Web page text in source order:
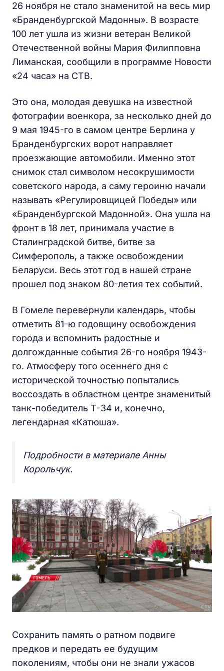
26 ноября не стало знаменитой на весь мир
«Бранденбургской Мадонны». В возрасте
100 лет ушла из жизни ветеран Великой
Отечественной войны Мария Филипповна
Лиманская, сообщили в программе Новости
«24 часа» на СТВ.
Это она, молодая девушка на известной
фотографии военкора, за несколько дней до
9 мая 1945-го в самом центре Берлина у
Бранденбургских ворот направляет
проезжающие автомобили. Именно этот
снимок стал символом несокрушимости
советского народа, а саму героиню начали
называть «Регулировщицей Победы» или
«Бранденбургской Мадонной». Она ушла на
фронт в 18 лет, принимала участие в
Сталинградской битве, битве за
Симферополь, а также освобождении
Беларуси. Весь этот год в нашей стране
прошел под знаком 80-летия тех событий.
В Гомеле перевернули календарь, чтобы
отметить 81-ю годовщину освобождения
города и вспомнить радостные и
долгожданные события 26-го ноября 1943-
го. Атмосферу того осеннего дня с
исторической точностью попытались
воссоздать в областном центре знаменитый
танк-победитель Т-34 и, конечно,
легендарная «Катюша».
Подробности в материале Анны
Корольчук.
Сохранить память о ратном подвиге
предков и передать ее будущим
поколениям, чтобы они не знали ужасов